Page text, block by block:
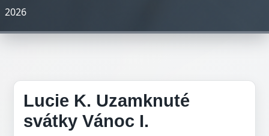
2026
Lucie K. Uzamknuté
svátky Vánoc I.